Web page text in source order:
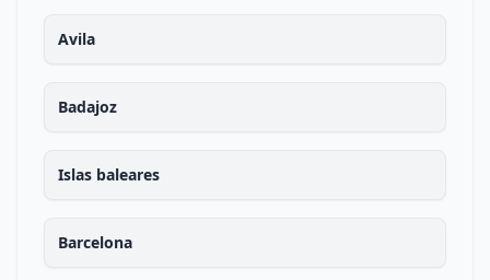
Avila
Badajoz
Islas baleares
Barcelona